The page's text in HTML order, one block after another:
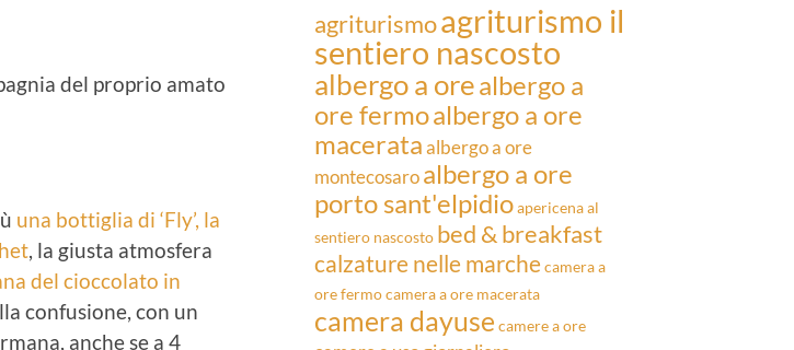
del proprio amato
una bottiglia di ‘Fly’, la
, la giusta atmosfera
del cioccolato in
confusione, con un
anche se a 4
agriturismoagriturismo il
sentiero nascosto
albergo a orealbergo a
ore fermoalbergo a ore
macerataalbergo a ore
montecosaroalbergo a ore
porto sant'elpidioapericena al
sentiero nascosto bed & breakfast
calzature nelle marchecamera a
ore fermocamera a ore macerata
camera dayuse camere a ore